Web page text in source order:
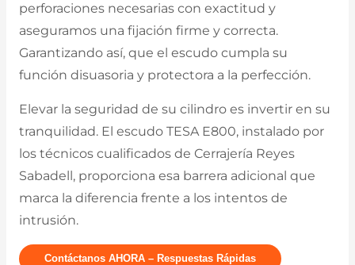
perforaciones necesarias con exactitud y
aseguramos una fijación firme y correcta.
Garantizando así, que el escudo cumpla su
función disuasoria y protectora a la perfección.
Elevar la seguridad de su cilindro es invertir en su
tranquilidad. El escudo TESA E800, instalado por
los técnicos cualificados de Cerrajería Reyes
Sabadell, proporciona esa barrera adicional que
marca la diferencia frente a los intentos de
intrusión.
Contáctanos AHORA – Respuestas Rápidas